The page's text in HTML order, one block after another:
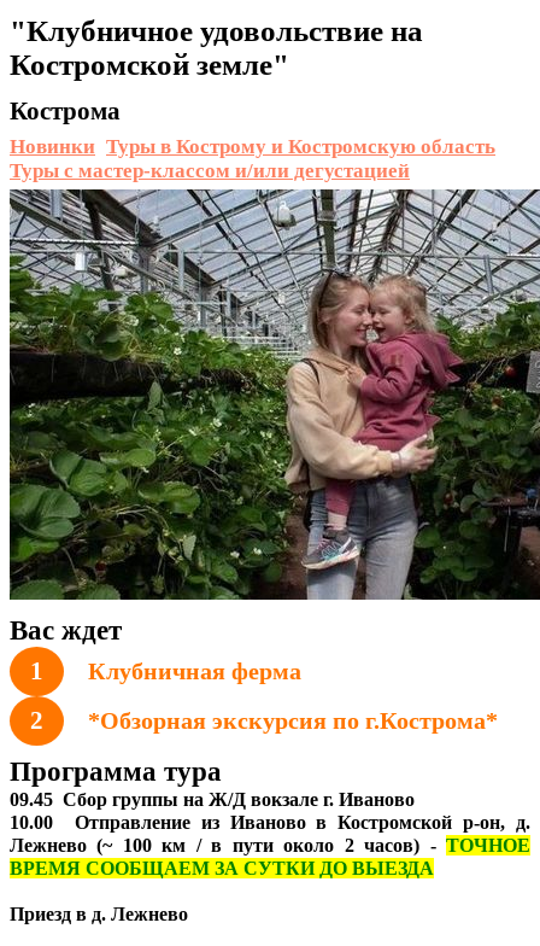
"Клубничное удовольствие на
Костромской земле"
Кострома
Новинки Туры в Кострому и Костромскую область
Туры с мастер-классом и/или дегустацией
Вас ждет
1 Клубничная ферма
2 *Обзорная экскурсия по г.Кострома*
Программа тура
09.45 Сбор группы на Ж/Д вокзале г. Иваново
10.00 Отправление из Иваново в Костромской р-он, д.
Лежнево (~ 100 км / в пути около 2 часов) - ТОЧНОЕ
ВРЕМЯ СООБЩАЕМ ЗА СУТКИ ДО ВЫЕЗДА
Приезд в д. Лежнево